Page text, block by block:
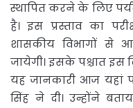
स्थापित करने के लिए
है। इस प्रस्ताव का
शासकीय विभागों से
जायेगी। इसके पश्चात इस
यह जानकारी आज यहां
सिंह ने दी। उन्होंने